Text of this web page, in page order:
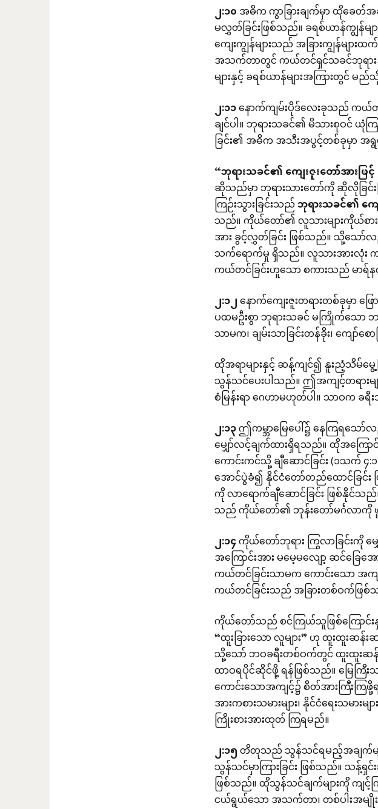
၂:၁၀အဓိက ကွာခြားချက်မှာ ထိုခေတ်အ
မလွှတ်ခြင်းဖြစ်သည်။ ခရစ်ယာန်ကျွန်မ
ကျေးကျွန်များသည် အခြားကျွန်မျာ
အသက်တာတွင် ကယ်တင်ရှင်သခင်ဘုရား
များနှင့် ခရစ်ယာန်များအကြားတွင် မ
၂:၁၁နောက်ကျမ်းပိုဒ်လေးခုသည် ကယ်တ
ချင်ပါ။ ဘုရားသခင်၏ မိသားစုဝင်
ခြင်း၏ အဓိက အသီးအပွင့်တစ်ခုမှာ အရွယ်
“ဘုရားသခင်၏ကျေးဇူးတော်အားဖြင့်
ဆိုသည်မှာ ဘုရားသားတော်ကို ဆိုလိုခြင်
ကြဉ်းသွားခြင်းသည်ဘုရားသခင်၏က
သည်။ ကိုယ်တော်၏ လူသားများကိုယ်စ
အား ခွင့်လွှတ်ခြင်း ဖြစ်သည်။ သို့သေ
သက်ရောက်မှု ရှိသည်။ လူသားအားလုံး က
ကယ်တင်ခြင်းဟူသော စကားသည် မာရ်
၂:၁၂နောက်ကျေးဇူးတရားတစ်ခုမှာ
ပထမဦးစွာ ဘုရားသခင် မကြိုက်သော
သာမက၊ ချမ်းသာခြင်းတန်ခိုး၊ ကျော်စ
ထိုအရာများနှင့် ဆန့်ကျင်၍ နူးညံ့သိမ်မွေ့
သွန်သင်ပေးပါသည်။ ဤအကျင့်တရားမ
စံမြန်းရာ ဂေဟာမဟုတ်ပါ။ သာဝက ခ
၂:၁၃ဤကမ္ဘာမြေပေါ်၌ နေကြရသေ
မျှော်လင့်ချက်ထားရှိရသည်။ ထိုအကြေ
ကောင်းကင်သို့ ချီဆောင်ခြင်း (၁သက်
အောင်ပွဲခံ၍ နိုင်ငံတော်တည်ထောင်ခြင်
ကို လာရောက်ချီဆောင်ခြင်း ဖြစ်နိုင်
သည် ကိုယ်တော်၏ ဘုန်းတော်မင်္ဂလာကို ဖူ
၂:၁၄ကိုယ်တော်ဘုရား ကြွလာခြင်းကို မ
အကြောင်းအား မမေ့မလျော့ ဆင်ခြ
ကယ်တင်ခြင်းသာမက ကောင်းသော အက
ကယ်တင်ခြင်းသည် အခြားတစ်ဝက်ဖ
ကိုယ်တော်သည် စင်ကြယ်သူဖြစ်ကြောင်းနှ
“ထူးခြားသော လူများ” ဟု ထူးထူး
သို့သော် ဘဝခရီးတစ်ဝက်တွင် ထူးထူးဆ
ထာဝရပိုင်ဆိုင်ဖို့ ရန်ဖြစ်သည်။ မြေကြီး
ကောင်းသောအကျင့်၌ စိတ်အားကြီးက
အားကစားသမားများ၊ နိုင်ငံရေးသမ
ကြိုးစားအားထုတ် ကြရမည်။
၂:၁၅တိတုသည် သွန်သင်ရမည့်အချက်မျာ
သွန်သင်မှာကြားခြင်း ဖြစ်သည်။ သန့်
ဖြစ်သည်။ ထိုသွန်သင်ချက်များကို ကျ
ငယ်ရွယ်သော အသက်တာ၊ တစ်ပါးအမျိုး